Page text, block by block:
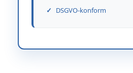
DSGVO-konform